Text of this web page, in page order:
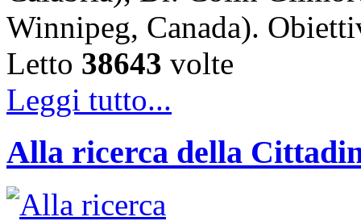
Winnipeg, Canada).
Letto 38643 volte
Leggi tutto...
Alla ricerca della